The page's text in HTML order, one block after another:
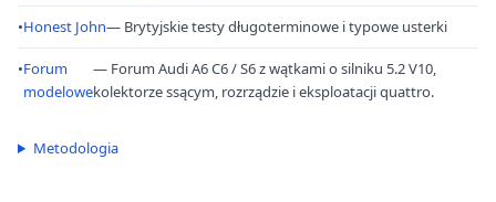
•Honest John— Brytyjskie testy długoterminowe i typowe usterki
•Forum
modelowe
— Forum Audi A6 C6 / S6 z wątkami o silniku 5.2 V10,
kolektorze ssącym, rozrządzie i eksploatacji quattro.
Metodologia